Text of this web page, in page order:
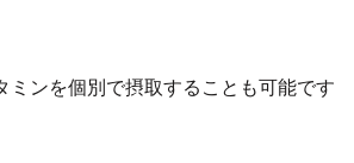
ミンを個別で摂取することも可能です